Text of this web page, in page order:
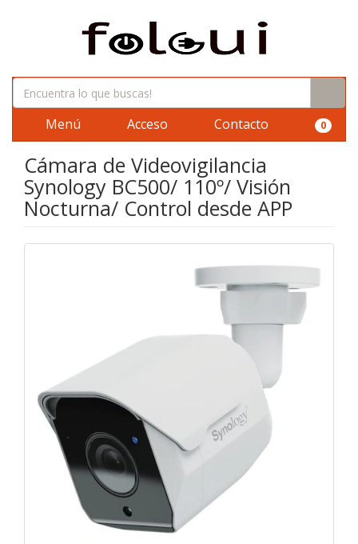
Menú Acceso Contacto 0
Cámara de Videovigilancia
Synology BC500/ 110º/ Visión
Nocturna/ Control desde APP